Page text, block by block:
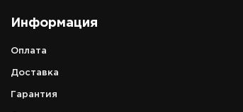
Информация
Оплата
Доставка
Гарантия